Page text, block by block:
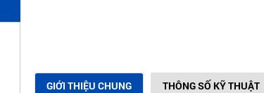
GIỚI THIỆU CHUNG THÔNG SỐ KỸ THUẬT